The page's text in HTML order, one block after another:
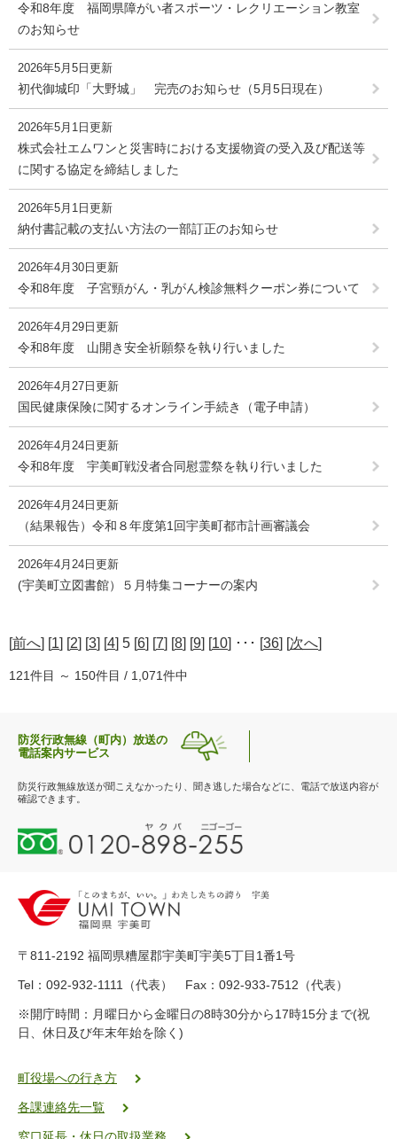
令和8年度 福岡県障がい者スポーツ・レクリエーション教室
のお知らせ
2026年5月5日更新
初代御城印「大野城」 完売のお知らせ（5月5日現在）
2026年5月1日更新
株式会社エムワンと災害時における支援物資の受入及び配送等
に関する協定を締結しました
2026年5月1日更新
納付書記載の支払い方法の一部訂正のお知らせ
2026年4月30日更新
令和8年度 子宮頸がん・乳がん検診無料クーポン券について
2026年4月29日更新
令和8年度 山開き安全祈願祭を執り行いました
2026年4月27日更新
国民健康保険に関するオンライン手続き（電子申請）
2026年4月24日更新
令和8年度 宇美町戦没者合同慰霊祭を執り行いました
2026年4月24日更新
（結果報告）令和８年度第1回宇美町都市計画審議会
2026年4月24日更新
(宇美町立図書館）５月特集コーナーの案内
[前へ] [1] [2] [3] [4] 5 [6] [7] [8] [9] [10] ･･･ [36] [次へ]
121件目 ～ 150件目 / 1,071件中
防災行政無線（町内）放送の
電話案内サービス
防災行政無線放送が聞こえなかったり、聞き逃した場合などに、電話で放送内容が
確認できます。
0
1
-
8
-
5
5
ク
二
ゴ
〒811-2192 福岡県糟屋郡宇美町宇美5丁目1番1号
Tel：092-932-1111（代表） Fax：092-933-7512（代表）
※開庁時間：月曜日から金曜日の8時30分から17時15分まで(祝
日、休日及び年末年始を除く)
町役場への行き方
各課連絡先一覧